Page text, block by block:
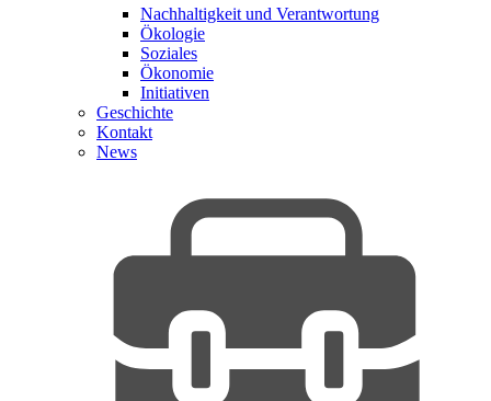
Nachhaltigkeit und Verantwortung
Ökologie
Soziales
Ökonomie
Initiativen
Geschichte
Kontakt
News